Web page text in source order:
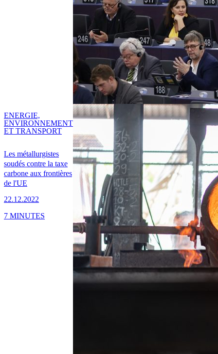
Les métallurgistes
soudés contre la taxe
carbone aux frontières
de l'UE
22.12.2022
ENERGIE,
ENVIRONNEMENT
ET TRANSPORT
7 MINUTES